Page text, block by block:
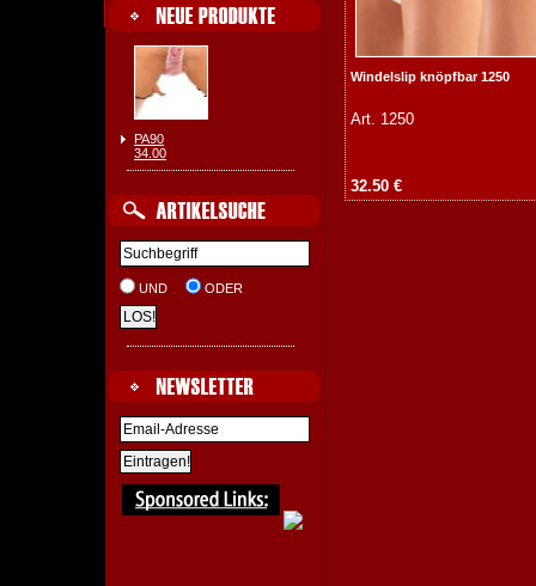
PA90
34.00
UND ODER
Windelslip knöpfbar 1250
Art. 1250
32.50 €